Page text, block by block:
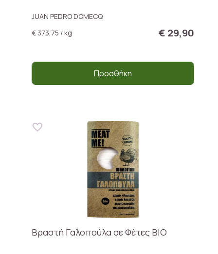
JUAN PEDRO DOMECQ
€ 373,75 / kg
€ 29,90
Προσθήκη
Βραστή Γαλοπούλα σε Φέτες ΒΙΟ